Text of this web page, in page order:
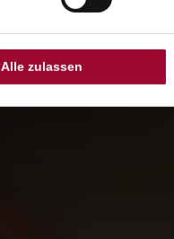
Alle zulassen